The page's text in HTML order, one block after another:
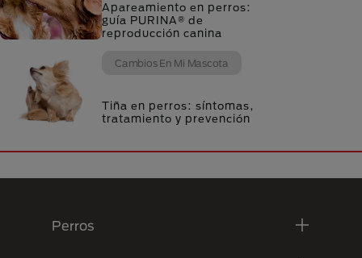
Apareamiento en perros:
guía PURINA® de
reproducción canina
Cambios En Mi Mascota
Tiña en perros: síntomas,
tratamiento y prevención
Perros